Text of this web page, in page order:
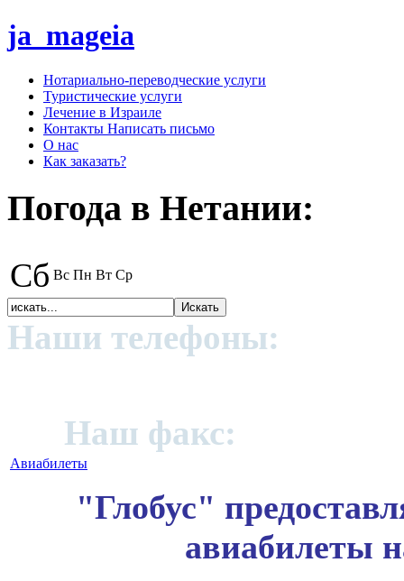
ja_mageia
Нотариально-переводческие услуги
Туристические услуги
Лечение в Израиле
Контакты Написать письмо
О нас
Как заказать?
Погода в Нетании:
Сб Вс Пн Вт Ср
Наши телефоны:
Наш факс:
Авиабилеты
"Глобус"
авиабилеты